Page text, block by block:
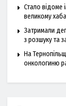
Стало відоме
великому
Затримали
з розшуку та
На
онкологиню